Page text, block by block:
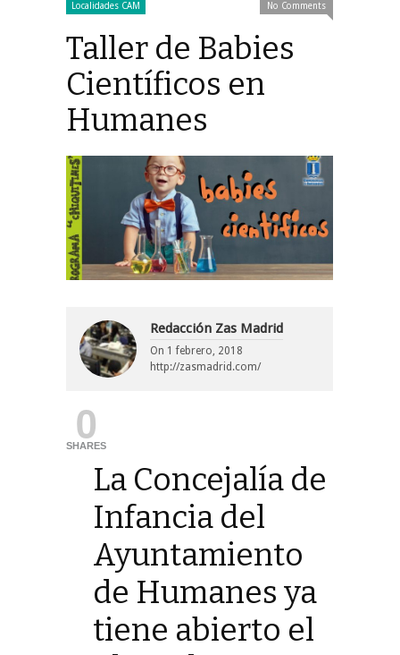
Localidades CAM No Comments
Taller de Babies
Científicos en
Humanes
Redacción Zas Madrid
On 1 febrero, 2018
http://zasmadrid.com/
0
SHARES
La Concejalía de
Infancia del
Ayuntamiento
de Humanes ya
tiene abierto el